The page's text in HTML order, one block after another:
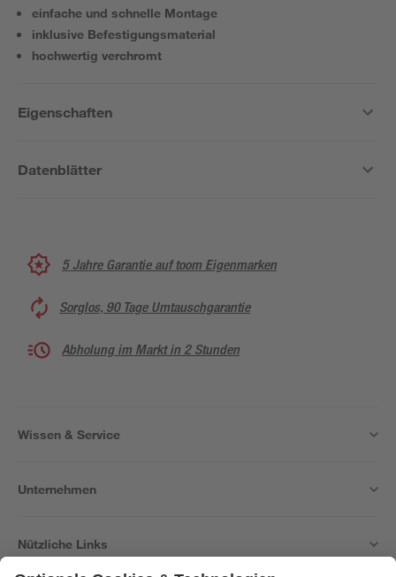
einfache und schnelle Montage
inklusive Befestigungsmaterial
hochwertig verchromt
Eigenschaften
Datenblätter
5 Jahre Garantie auf toom Eigenmarken
Sorglos, 90 Tage Umtauschgarantie
Abholung im Markt in 2 Stunden
Wissen & Service
Unternehmen
Nützliche Links